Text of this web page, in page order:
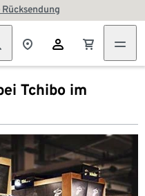
Tchibo im